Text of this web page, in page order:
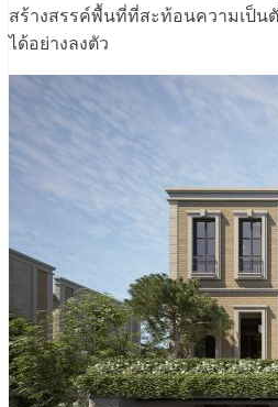
สร้างสรรค์พื้นที่ที่สะท้อนความเป็น
ได้อย่างลงตัว